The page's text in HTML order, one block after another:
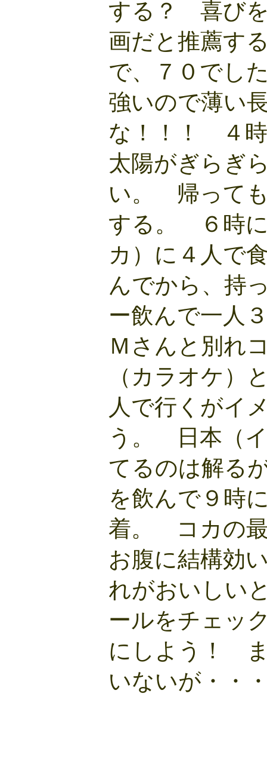
する？ 喜び
画だと推薦す
で、７０でし
強いので薄い
な！！！ ４
太陽がぎらぎ
い。 帰って
する。 ６時
カ）に４人で
んでから、持
ー飲んで一人
Ｍさんと別れ
（カラオケ）
人で行くがイ
う。 日本（
てるのは解る
を飲んで９時
着。 コカの
お腹に結構効
れがおいしい
ールをチェッ
にしよう！
いないが・・